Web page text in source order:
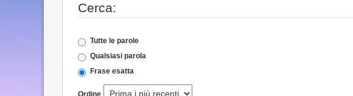
Cerca:
Tutte le parole
Qualsiasi parola
Frase esatta
Ordine